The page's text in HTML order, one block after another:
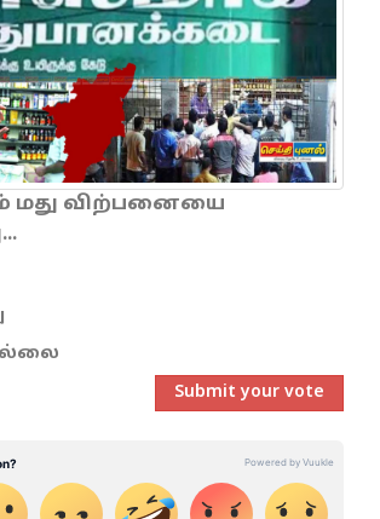
மது விற்பனையை
Submit your vote